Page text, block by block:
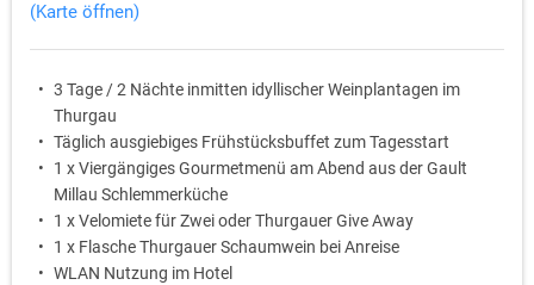
(Karte öffnen)
3 Tage / 2 Nächte inmitten idyllischer Weinplantagen im
Thurgau
Täglich ausgiebiges Frühstücksbuffet zum Tagesstart
1 x Viergängiges Gourmetmenü am Abend aus der Gault
Millau Schlemmerküche
1 x Velomiete für Zwei oder Thurgauer Give Away
1 x Flasche Thurgauer Schaumwein bei Anreise
WLAN Nutzung im Hotel